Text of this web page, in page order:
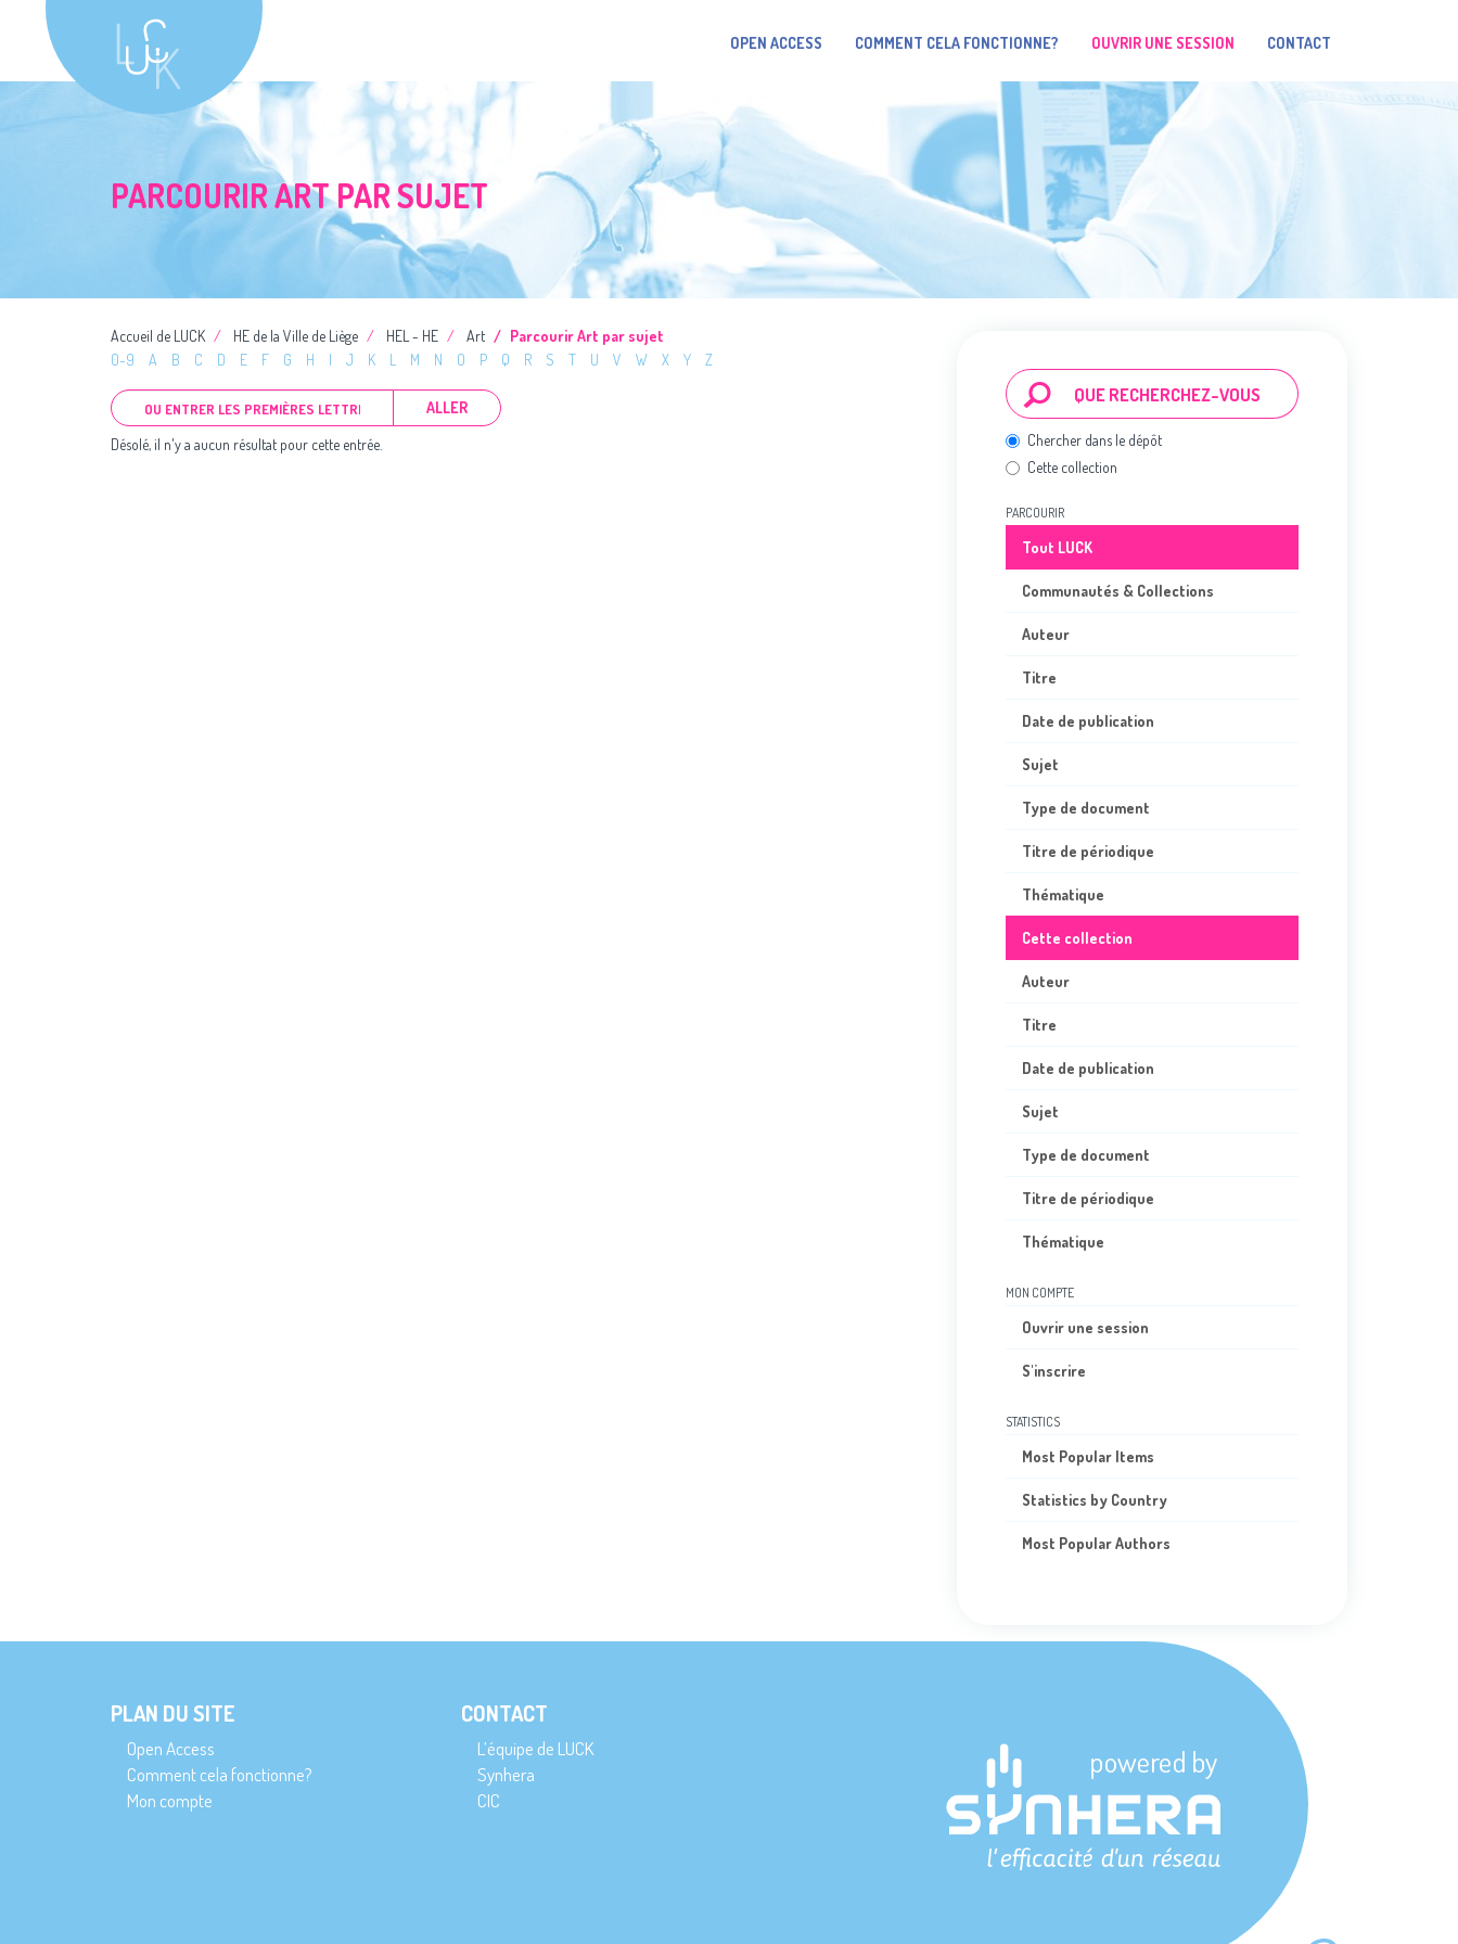
OPEN ACCESS COMMENT CELA FONCTIONNE? OUVRIR UNE SESSION CONTACT
PARCOURIR ART PAR SUJET
Accueil de LUCK HE de la Ville de Liège HEL - HE Art
Parcourir Art par sujet
0-9
A B C D E F G H I J K L M N O P Q R S T U V W X Y Z
ALLER
Désolé, il n'y a aucun résultat pour cette entrée.
Chercher dans le dépôt
Cette collection
PARCOURIR
Tout LUCK
Communautés & Collections
Auteur
Titre
Date de publication
Sujet
Type de document
Titre de périodique
Thématique
Cette collection
Auteur
Titre
Date de publication
Sujet
Type de document
Titre de périodique
Thématique
MON COMPTE
Ouvrir une session
S'inscrire
STATISTICS
Most Popular Items
Statistics by Country
Most Popular Authors
PLAN DU SITE
Open Access
Comment cela fonctionne?
Mon compte
CONTACT
L’équipe de LUCK
Synhera
CIC